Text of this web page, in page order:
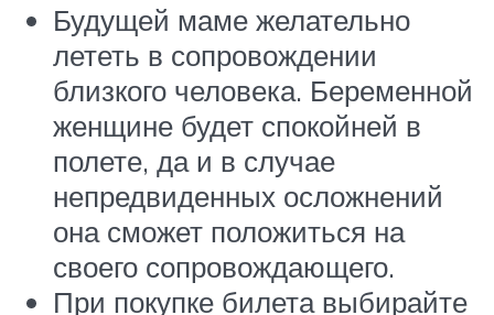
Будущей маме желательно
лететь в сопровождении
близкого человека. Беременной
женщине будет спокойней в
полете, да и в случае
непредвиденных осложнений
она сможет положиться на
своего сопровождающего.
При покупке билета выбирайте